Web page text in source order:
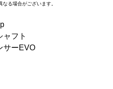
なる場合がございます。
ャフト
サーEVO